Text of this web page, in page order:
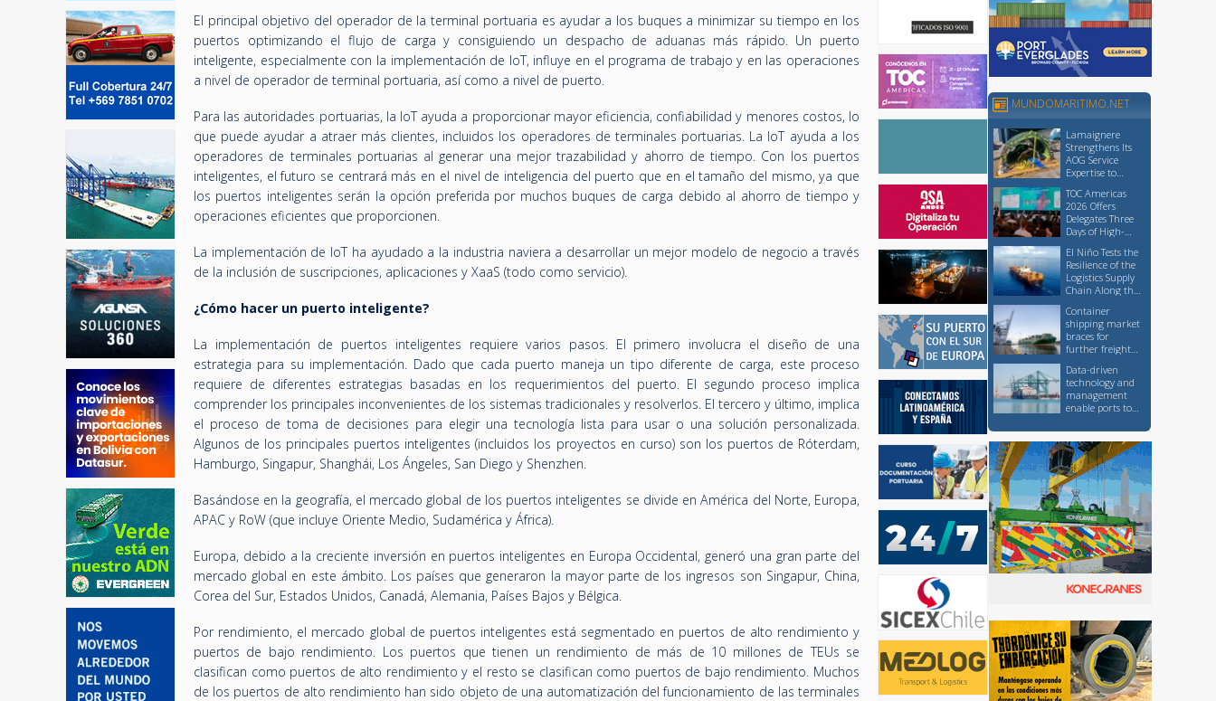
El principal objetivo del operador de la terminal portuaria es ayudar a los buques a minimizar su tiempo en los
puertos optimizando el flujo de carga y consiguiendo un despacho de aduanas más rápido. Un puerto
inteligente, especialmente con la implementación de IoT, influye en el programa de trabajo y en las operaciones
a nivel de operador de terminal portuaria, así como a nivel de puerto.
Para las autoridades portuarias, la IoT ayuda a proporcionar mayor eficiencia, confiabilidad y menores costos, lo
que puede ayudar a atraer más clientes, incluidos los operadores de terminales portuarias. La IoT ayuda a los
operadores de terminales portuarias al generar una mejor trazabilidad y ahorro de tiempo. Con los puertos
inteligentes, el futuro se centrará más en el nivel de inteligencia del puerto que en el tamaño del mismo, ya que
los puertos inteligentes serán la opción preferida por muchos buques de carga debido al ahorro de tiempo y
operaciones eficientes que proporcionen.
La implementación de IoT ha ayudado a la industria naviera a desarrollar un mejor modelo de negocio a través
de la inclusión de suscripciones, aplicaciones y XaaS (todo como servicio).
¿Cómo hacer un puerto inteligente?
La implementación de puertos inteligentes requiere varios pasos. El primero involucra el diseño de una
estrategia para su implementación. Dado que cada puerto maneja un tipo diferente de carga, este proceso
requiere de diferentes estrategias basadas en los requerimientos del puerto. El segundo proceso implica
comprender los principales inconvenientes de los sistemas tradicionales y resolverlos. El tercero y último, implica
el proceso de toma de decisiones para elegir una tecnología lista para usar o una solución personalizada.
Algunos de los principales puertos inteligentes (incluidos los proyectos en curso) son los puertos de Róterdam,
Hamburgo, Singapur, Shanghái, Los Ángeles, San Diego y Shenzhen.
Basándose en la geografía, el mercado global de los puertos inteligentes se divide en América del Norte, Europa,
APAC y RoW (que incluye Oriente Medio, Sudamérica y África).
Europa, debido a la creciente inversión en puertos inteligentes en Europa Occidental, generó una gran parte del
mercado global en este ámbito. Los países que generaron la mayor parte de los ingresos son Singapur, China,
Corea del Sur, Estados Unidos, Canadá, Alemania, Países Bajos y Bélgica.
Por rendimiento, el mercado global de puertos inteligentes está segmentado en puertos de alto rendimiento y
puertos de bajo rendimiento. Los puertos que tienen un rendimiento de más de 10 millones de TEUs se
clasifican como puertos de alto rendimiento y el resto se clasifican como puertos de bajo rendimiento. Muchos
de los puertos de alto rendimiento han sido objeto de una automatización del funcionamiento de las terminales
MUNDOMARITIMO.NET
Lamaignere
Strengthens Its
AOG Service
Expertise to
Logistics
Operations
TOC Americas
2026 Offers
Delegates Three
Days of High-
Sharing and
Networking
El Niño Tests the
Resilience of the
Logistics Supply
Chain Along the
Container
shipping market
braces for
further freight
though at a
slower pace than
earlier this
month
Data-driven
technology and
management
enable ports to
sustainability
without
sacrificing
competitiveness